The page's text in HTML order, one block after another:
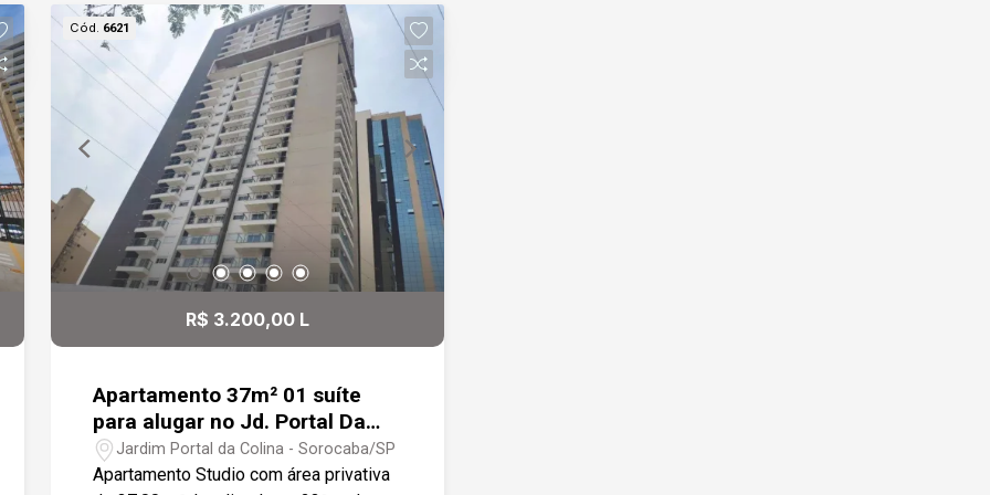
infantil), fitness, pilates, lobby social,
guarita com guarda entregas, banheiros
(sociais e PNE), solário, praça de
conveniência, espaço gourmet, espaço
para abrigo de lixo (orgânico e
reciclável), bicicletário, apoio de
funcionários (administração, copa e
vestiários), DML- Depósito de material
de limpeza, salão de festas, espaço
kids (com fraldário), playground,
coworking e salão de jogos.
Cód. 6621
R$ 3.200,00 L
Apartamento 37m² 01 suíte
para alugar no Jd. Portal Da
Colina
Jardim Portal da Colina - Sorocaba/SP
Apartamento Studio com área privativa